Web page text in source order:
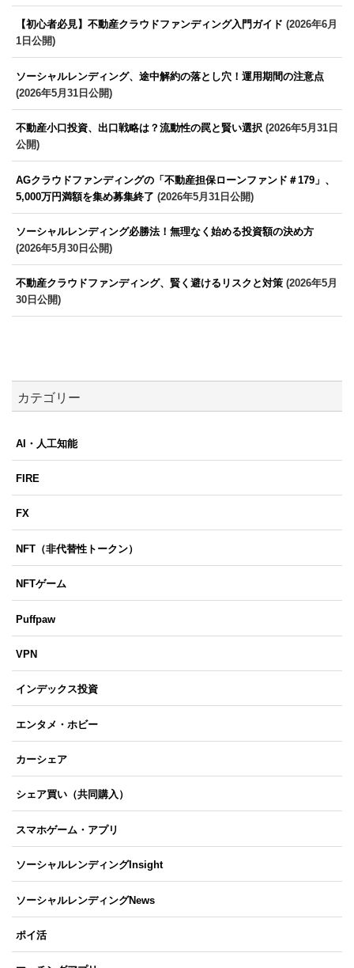
【初心者必見】不動産クラウドファンディング入門ガイド (2026年6月
1日公開)
ソーシャルレンディング、途中解約の落とし穴！運用期間の注意点
(2026年5月31日公開)
不動産小口投資、出口戦略は？流動性の罠と賢い選択 (2026年5月31日
公開)
AGクラウドファンディングの「不動産担保ローンファンド＃179」、
5,000万円満額を集め募集終了 (2026年5月31日公開)
ソーシャルレンディング必勝法！無理なく始める投資額の決め方
(2026年5月30日公開)
不動産クラウドファンディング、賢く避けるリスクと対策 (2026年5月
30日公開)
カテゴリー
AI・人工知能
FIRE
FX
NFT（非代替性トークン）
NFTゲーム
Puffpaw
VPN
インデックス投資
エンタメ・ホビー
カーシェア
シェア買い（共同購入）
スマホゲーム・アプリ
ソーシャルレンディングInsight
ソーシャルレンディングNews
ポイ活